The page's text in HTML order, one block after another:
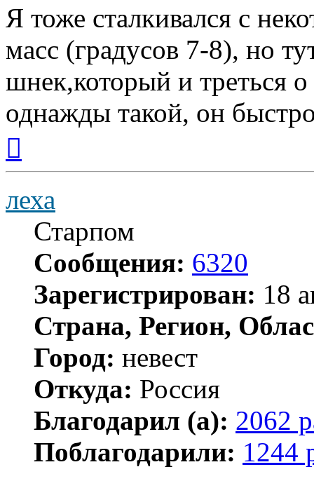
Я тоже сталкивался с
масс (градусов 7-8), но
шнек,который и треться
однажды такой, он
началу
леха
Старпом
Сообщения: 6320
Зарегистрирован: 18
Страна, Регион,
Город: невест
Откуда: Россия
Благодарил (а): 2062
Поблагодарили: 1244